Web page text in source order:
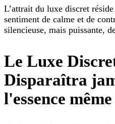
L’attrait du luxe discret
sentiment de calme et de
silencieuse, mais puissante,
Le Luxe
Disparaîtra
l'essence